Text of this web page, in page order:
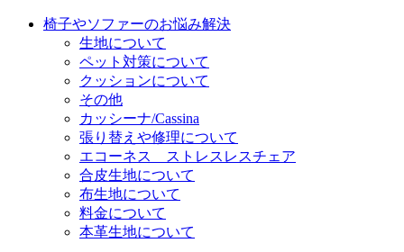
椅子やソファーのお悩み解決
生地について
ペット対策について
クッションについて
その他
カッシーナ/Cassina
張り替えや修理について
エコーネス ストレスレスチェア
合皮生地について
布生地について
料金について
本革生地について